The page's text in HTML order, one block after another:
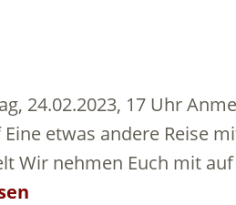
24.02.2023, 17 Uhr
etwas andere Reise
Wir nehmen Euch mit